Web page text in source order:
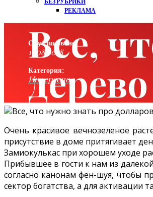
РЕКЛАМА
Все,
дерево
Опубликовано:
17.08.2018
Категория:
Интересно
Очень красивое вечнозеленое
присутствие в доме притягивает
Замиокулькас при хорошем уходе
Прибывшее в гости к нам из
согласно канонам фен-шуя, чтобы
сектор богатства, а для активации